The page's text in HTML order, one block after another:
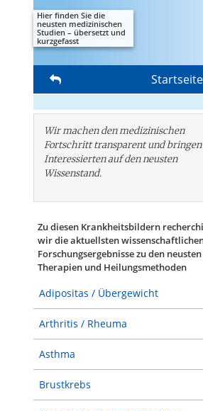
Hier finden Sie die
neusten medizinischen
Studien – übersetzt und
kurzgefasst
Startseite
Wir machen den medizinischen
Fortschritt transparent und bringen
Interessierten auf den neusten
Wissenstand.
Zu diesen Krankheitsbildern
wir die aktuellsten
Forschungs­ergebnisse zu den neusten
Therapien und Heilungsmethoden
Adipositas / Übergewicht
Arthritis / Rheuma
Asthma
Brustkrebs